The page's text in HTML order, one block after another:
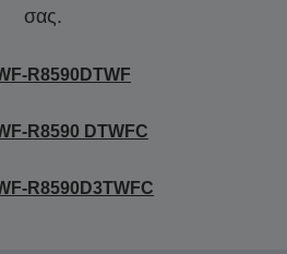
σας.
R8590DTWF
R8590 DTWFC
R8590D3TWFC